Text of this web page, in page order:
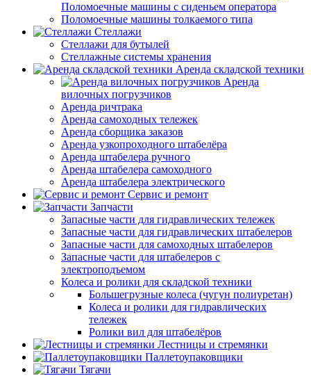
Поломоечные машины с сиденьем оператора
Поломоечные машины толкаемого типа
Стеллажи
Стеллажи для бутылей
Стеллажные системы хранения
Аренда складской техники
Аренда
вилочных погрузчиков
Аренда ричтрака
Аренда самоходных тележек
Аренда сборщика заказов
Аренда узкопроходного штабелёра
Аренда штабелера ручного
Аренда штабелера самоходного
Аренда штабелера электрического
Сервис и ремонт
Запчасти
Запасные части для гидравлических тележек
Запасные части для гидравлических штабелеров
Запасные части для самоходных штабелеров
Запасные части для штабелеров с
электроподъемом
Колеса и ролики для складской техники
Большегрузные колеса (чугун полиуретан)
Колеса и ролики для гидравлических
тележек
Ролики вил для штабелёров
Лестницы и стремянки
Паллетоупаковщики
Тягачи